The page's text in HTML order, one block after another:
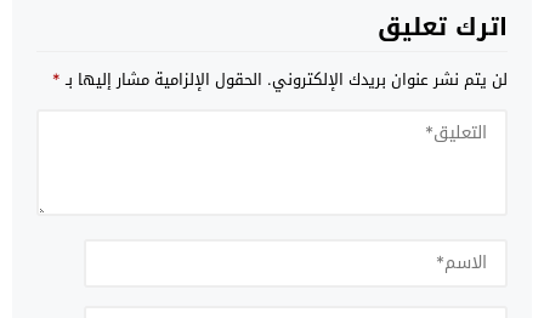
اترك تعليق
لن يتم نشر عنوان بريدك الإلكتروني. الحقول الإلزامية مشار إليها بـ*